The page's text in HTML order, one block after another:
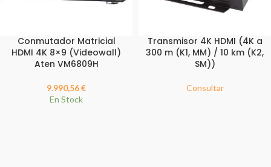
Conmutador Matricial
HDMI 4K 8×9 (Videowall)
Aten VM6809H
9.990,56€
En Stock
Transmisor 4K HDMI (4K a
300 m (K1, MM) / 10 km (K2,
SM))
Consultar